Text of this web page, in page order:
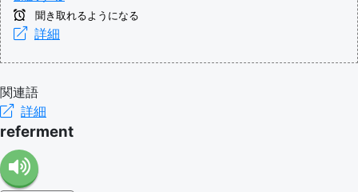
聞き取れるようになる
詳細
関連語
詳細
referment